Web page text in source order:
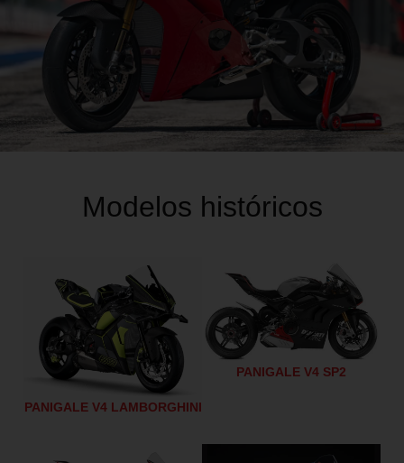
Modelos históricos
PANIGALE V4 LAMBORGHINI
PANIGALE V4 SP2